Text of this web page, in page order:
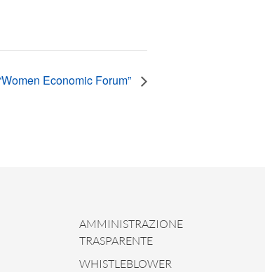
Economic Forum”
AMMINISTRAZIONE
TRASPARENTE
WHISTLEBLOWER